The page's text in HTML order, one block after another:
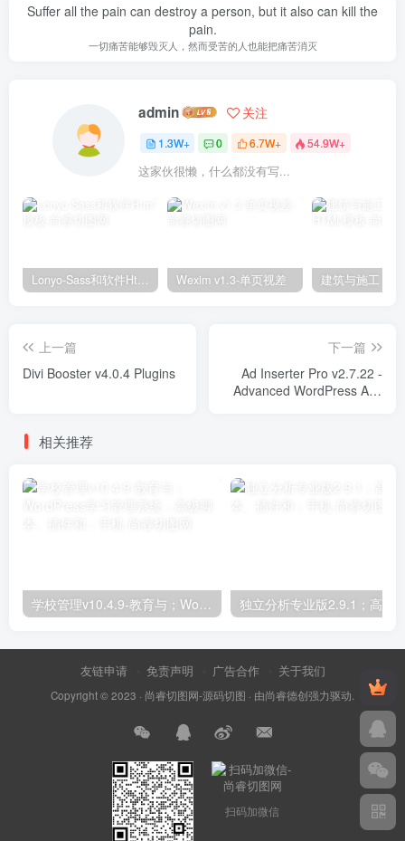
Suffer all the pain can destroy a person, but it also can kill the
pain.
一切痛苦能够毁灭人，然而受苦的人也能把痛苦消灭
admin 关注
1.3W+ 0 6.7W+ 54.9W+
这家伙很懒，什么都没有写...
Lonyo-Sass和软件Html模板 Wexim v1.3-单页视差
上一篇
Divi Booster v4.0.4 Plugins
下一篇
Ad Inserter Pro v2.7.22 -
Advanced WordPress Ads
相关推荐
学校管理v10.4.9-教育与；WordPress学习管理系统；高级脚本、插件和；手机
友链申请 免责声明 广告合作 关于我们
Copyright © 2023 · 尚睿切图网-源码切图 · 由尚睿德创强力驱动.
扫码加微信